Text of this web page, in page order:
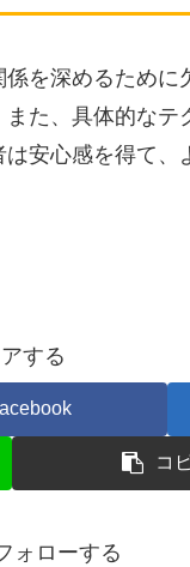
を深めるために
た、具体的な
安心感を得て
する
コ
ォローする